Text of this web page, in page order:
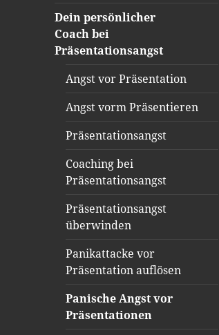
Dein persönlicher
Coach bei
Präsentationsangst
Angst vor Präsentation
Angst vorm Präsentieren
Präsentationsangst
Coaching bei
Präsentationsangst
Präsentationsangst
überwinden
Panikattacke vor
Präsentation auflösen
Panische Angst vor
Präsentationen